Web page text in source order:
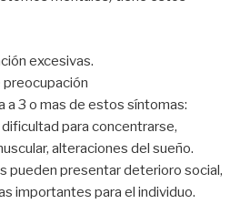
excesivas.
a 3 o mas de estos síntomas:
para concentrarse,
alteraciones del sueño.
pueden presentar deterioro social,
importantes para el individuo.